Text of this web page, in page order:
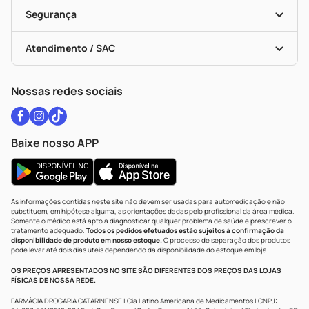
Black Friday
Formas De Pagamento
Troca E Devolução
Bulas De A A Z
Políticas De Marketplace
Serviços Farmacêuticos
Testes Rápidos
Autoteste Covid-19
Vacinas
Segurança
Portal Da Privacidade
Atendimento / SAC
Nossas redes sociais
Baixe nosso APP
As informações contidas neste site não devem ser usadas para automedicação e não
substituem, em hipótese alguma, as orientações dadas pelo profissional da área médica.
Somente o médico está apto a diagnosticar qualquer problema de saúde e prescrever o
tratamento adequado. Todos os pedidos efetuados estão sujeitos à confirmação da
disponibilidade de produto em nosso estoque.O processo de separação dos produtos
pode levar até dois dias úteis dependendo da disponibilidade do estoque em loja.
OS PREÇOS APRESENTADOS NO SITE SÃO DIFERENTES DOS PREÇOS DAS LOJAS
FÍSICAS DE NOSSA REDE.
FARMÁCIA DROGARIA CATARINENSE | Cia Latino Americana de Medicamentos | CNPJ: